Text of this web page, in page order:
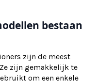
bestaan
zijn de meest
zijn gemakkelijk te
om een enkele